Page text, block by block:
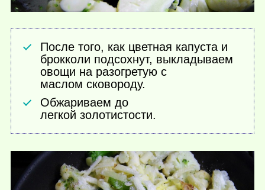
После того, как цветная капуста и
брокколи подсохнут, выкладываем
овощи на разогретую с
маслом сковороду.
Обжариваем до
легкой золотистости.